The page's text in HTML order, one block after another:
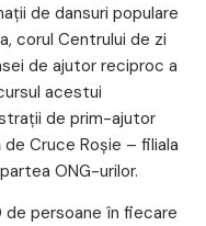
de dansuri populare
corul Centrului de zi
de ajutor reciproc a
acestui
de prim-ajutor
Cruce Roşie – filiala
ONG-urilor.
persoane în fiecare